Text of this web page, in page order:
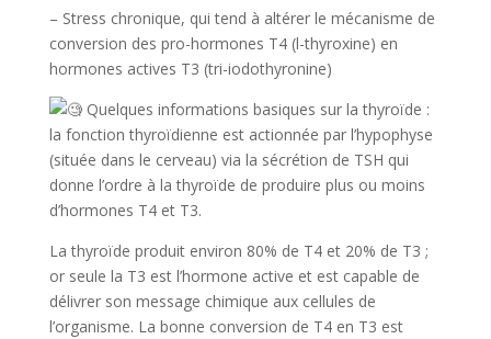
– Stress chronique, qui tend à altérer le mécanisme de
conversion des pro-hormones T4 (l-thyroxine) en
hormones actives T3 (tri-iodothyronine)
Quelques informations basiques sur la thyroïde :
la fonction thyroïdienne est actionnée par l’hypophyse
(située dans le cerveau) via la sécrétion de TSH qui
donne l’ordre à la thyroïde de produire plus ou moins
d’hormones T4 et T3.
La thyroïde produit environ 80% de T4 et 20% de T3 ;
or seule la T3 est l’hormone active et est capable de
délivrer son message chimique aux cellules de
l’organisme. La bonne conversion de T4 en T3 est